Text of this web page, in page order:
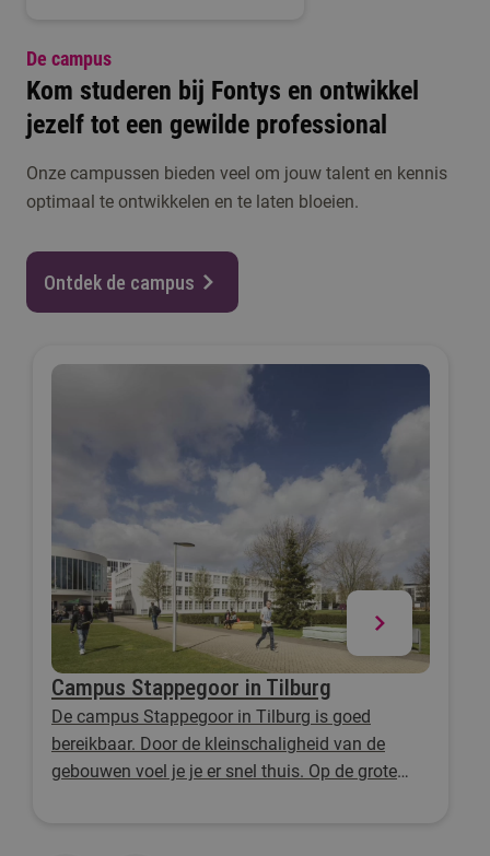
De campus
Kom studeren bij Fontys en ontwikkel
jezelf tot een gewilde professional
Onze campussen bieden veel om jouw talent en kennis
optimaal te ontwikkelen en te laten bloeien.
Ontdek de campus
Campus Stappegoor in Tilburg
De campus Stappegoor in Tilburg is goed
bereikbaar. Door de kleinschaligheid van de
gebouwen voel je je er snel thuis. Op de grote